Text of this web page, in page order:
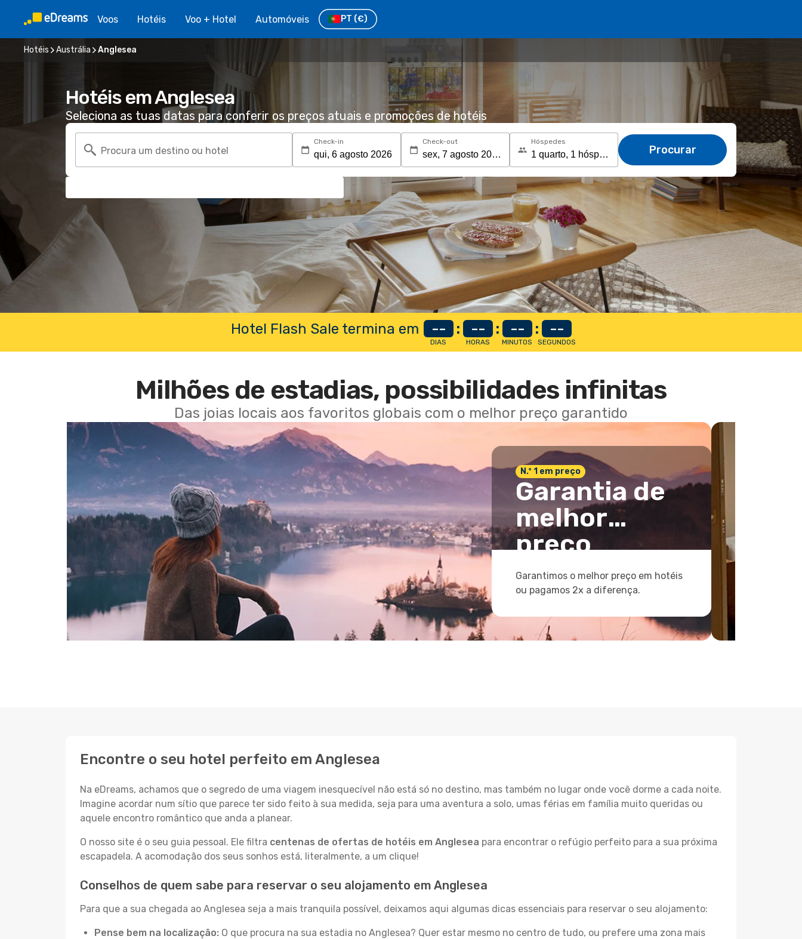
Voos Hotéis Voo + Hotel Automóveis PT (€)
Hotéis Austrália Anglesea
Hotéis em Anglesea
Seleciona as tuas datas para conferir os preços atuais e promoções de hotéis
Procura um destino ou hotel
Check-in Check-out Hóspedes
Procurar
Hotel Flash Sale termina em --
DIAS
: --
HORAS
: --
MINUTOS
: --
SEGUNDOS
Milhões de estadias, possibilidades infinitas
Das joias locais aos favoritos globais com o melhor preço garantido
N.º 1 em preço
Garantia de
melhor
preço
Garantimos o melhor preço em hotéis
ou pagamos 2x a diferença.
Encontre o seu hotel perfeito em Anglesea
Na eDreams, achamos que o segredo de uma viagem inesquecível não está só no destino, mas também no lugar onde você dorme a cada noite.
Imagine acordar num sítio que parece ter sido feito à sua medida, seja para uma aventura a solo, umas férias em família muito queridas ou
aquele encontro romântico que anda a planear.
O nosso site é o seu guia pessoal. Ele filtra centenas de ofertas de hotéis em Anglesea para encontrar o refúgio perfeito para a sua próxima
escapadela. A acomodação dos seus sonhos está, literalmente, a um clique!
Conselhos de quem sabe para reservar o seu alojamento em Anglesea
Para que a sua chegada ao Anglesea seja a mais tranquila possível, deixamos aqui algumas dicas essenciais para reservar o seu alojamento:
Pense bem na localização: O que procura na sua estadia no Anglesea? Quer estar mesmo no centro de tudo, ou prefere uma zona mais